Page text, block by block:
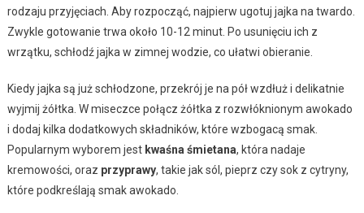
rodzaju przyjęciach. Aby rozpocząć, najpierw ugotuj jajka na twardo.
Zwykle gotowanie trwa około 10-12 minut. Po usunięciu ich z
wrzątku, schłodź jajka w zimnej wodzie, co ułatwi obieranie.
Kiedy jajka są już schłodzone, przekrój je na pół wzdłuż i delikatnie
wyjmij żółtka. W miseczce połącz żółtka z rozwłóknionym awokado
i dodaj kilka dodatkowych składników, które wzbogacą smak.
Popularnym wyborem jest kwaśna śmietana, która nadaje
kremowości, oraz przyprawy, takie jak sól, pieprz czy sok z cytryny,
które podkreślają smak awokado.